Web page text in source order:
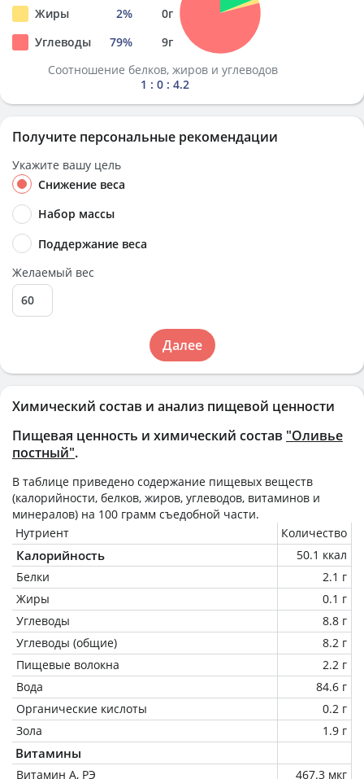
Химический состав и анализ пищевой ценности
Пищевая ценность и химический состав "Оливье
постный".
В таблице приведено содержание пищевых веществ
(калорийности, белков, жиров, углеводов, витаминов и
минералов) на 100 грамм съедобной части.
Нутриент
Количество
Калорийность
50.1 ккал
Белки
2.1 г
Жиры
0.1 г
Углеводы
8.8 г
Углеводы (общие)
8.2 г
Пищевые волокна
2.2 г
Вода
84.6 г
Органические кислоты
0.2 г
Зола
1.9 г
Витамины
Витамин А, РЭ 467.3 мкг
Жиры
2% 0г
Углеводы
79% 9г
Соотношение белков, жиров и углеводов
1 : 0 : 4.2
Получите персональные рекомендации
Укажите вашу цель
Снижение веса
Набор массы
Поддержание веса
Желаемый вес
Далее